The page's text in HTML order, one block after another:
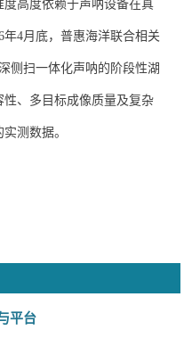
高度依赖于声呐设备在真
4月底，普惠海洋联合相关
侧扫一体化声呐的阶段性湖
性、多目标成像质量及复杂
测数据。
平台